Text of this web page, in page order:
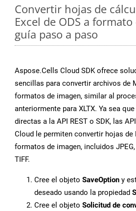
Convertir hojas de
Excel de ODS a
guía paso a paso
Aspose.Cells Cloud SDK ofrece
sencillas para convertir archivos de
formatos de imagen, similar al
anteriormente para XLTX. Ya sea
directas a la API REST o SDK, las
Cloud le permiten convertir hojas de
formatos de imagen, incluidos JPEG,
TIFF.
Cree el objeto SaveOption y
deseado usando la propiedad
Cree el objeto Solicitud de